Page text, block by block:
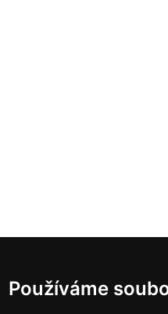
Používáme